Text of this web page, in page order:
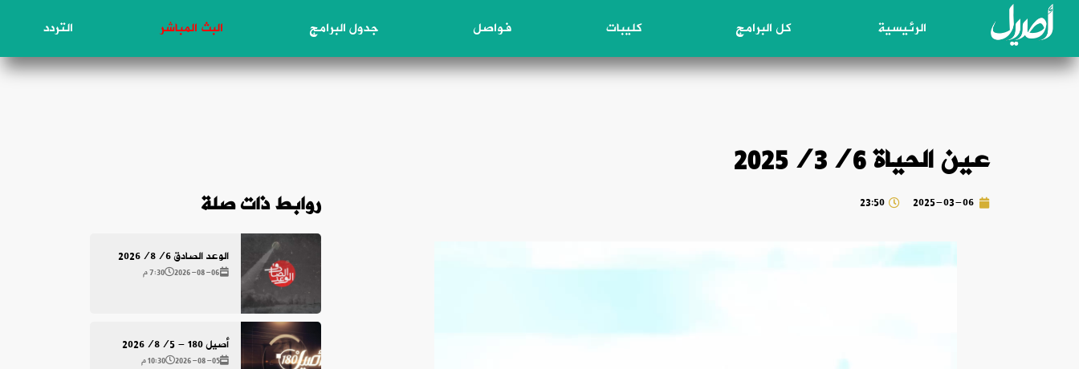
الرئيسية كل البرامج كليبات فواصل جدول البرامج البث المباشر التردد
عين الحياة 2025/3/6
2025-03-06
23:50 روابط ذات صلة
الوعد الصادق 2026/8/6
2026-08-06 7:30 م
أصيل 180 - 2026/8/5
2026-08-05 10:30 م